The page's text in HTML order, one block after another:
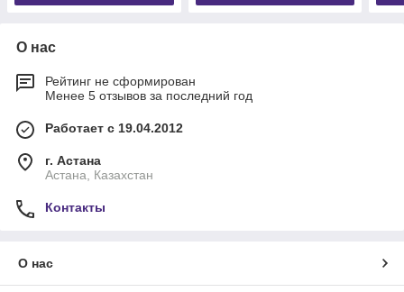
О нас
Рейтинг не сформирован
Менее 5 отзывов за последний год
Работает с 19.04.2012
г. Астана
Астана, Казахстан
Контакты
О нас